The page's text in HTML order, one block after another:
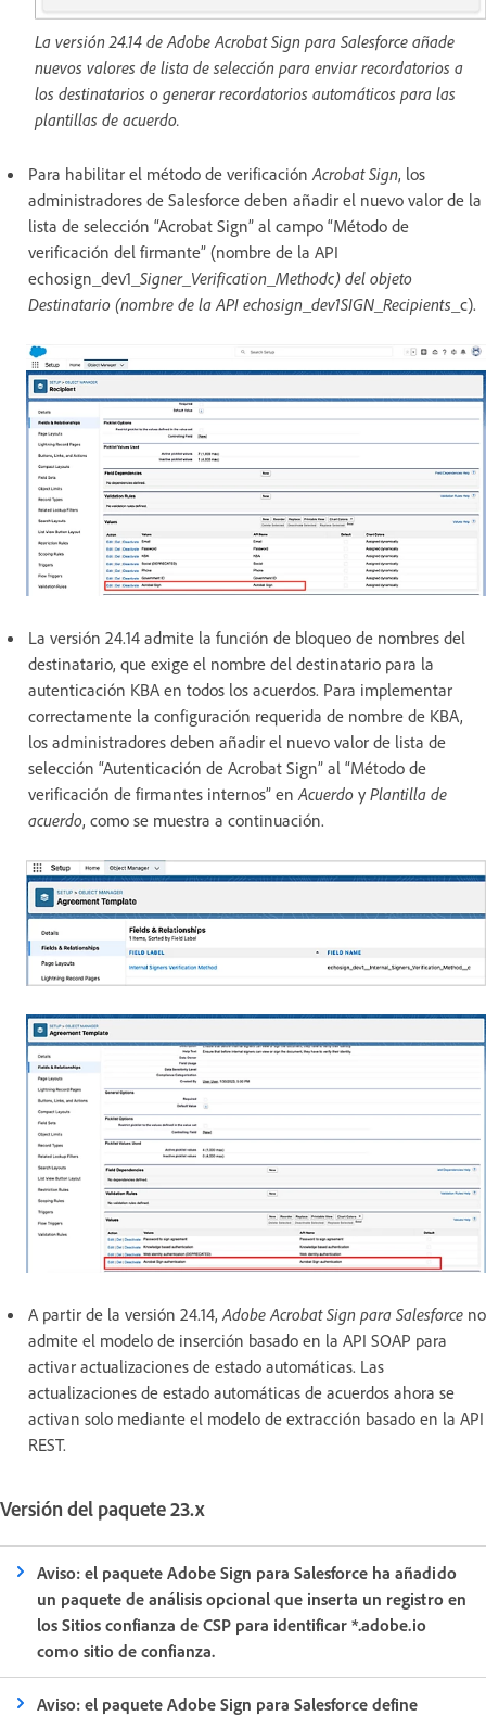
La versión 24.14 de Adobe Acrobat Sign para Salesforce añade
nuevos valores de lista de selección para enviar recordatorios a
los destinatarios o generar recordatorios automáticos para las
plantillas de acuerdo.
Para habilitar el método de verificaciónAcrobat Sign, los
administradores de Salesforce deben añadir el nuevo valor de la
lista de selección “Acrobat Sign” al campo “Método de
verificación del firmante” (nombre de la API
echosign_dev1_ Signer_Verification_Methodc) del objeto
Destinatario (nombre de la API echosign_dev1SIGN_Recipients _c).
La versión 24.14 admite la función de bloqueo de nombres del
destinatario, que exige el nombre del destinatario para la
autenticación KBA en todos los acuerdos. Para implementar
correctamente la configuración requerida de nombre de KBA,
los administradores deben añadir el nuevo valor de lista de
selección “Autenticación de Acrobat Sign” al “Método de
verificación de firmantes internos” enAcuerdo y Plantilla de
acuerdo, como se muestra a continuación.
A partir de la versión 24.14,Adobe Acrobat Sign para Salesforce no
admite el modelo de inserción basado en la API SOAP para
activar actualizaciones de estado automáticas. Las
actualizaciones de estado automáticas de acuerdos ahora se
activan solo mediante el modelo de extracción basado en la API
REST.
Versión del paquete 23.x
Aviso: el paquete Adobe Sign para Salesforce ha añadido
un paquete de análisis opcional que inserta un registro en
los Sitios confianza de CSP para identificar *.adobe.io
como sitio de confianza.
Aviso: el paquete Adobe Sign para Salesforce define